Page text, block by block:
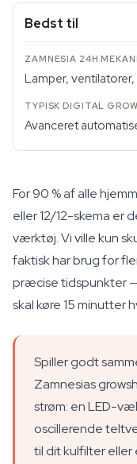
Bedst til
Lamper,
Avanceret
For 90 % af alle
eller 12/12-skema er
værktøj. Vi ville kun
faktisk har brug for
præcise tidspunkter
skal køre 15 minutter
Spiller godt
Zamnesias
strøm: en LED-
oscillerende
til dit kulfilter eller